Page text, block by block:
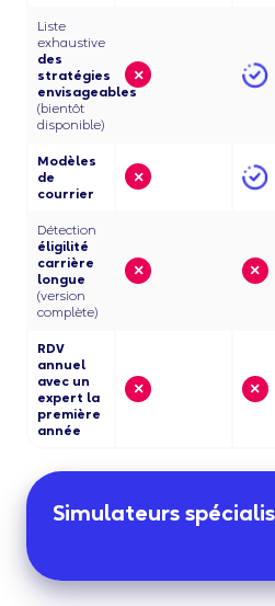
Liste
exhaustive
des
stratégies
envisageables
(bientôt
disponible)
×
Modèles
de
courrier
×
Détection
éligilité
carrière
longue
(version
complète)
× ×
RDV
annuel
avec un
expert la
première
année
× ×
Simulateurs